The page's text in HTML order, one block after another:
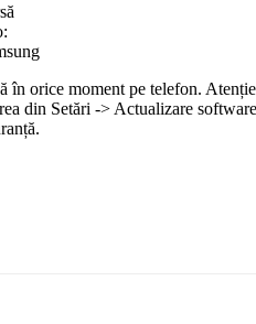
orice moment pe telefon.
din Setări -> Actualizare